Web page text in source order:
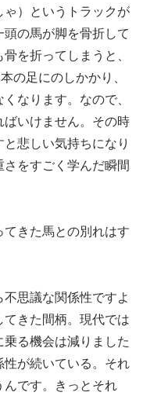
）というトラックが
の馬が脚を骨折して
を折ってしまうと、
の足にのしかかり、
なります。なので、
いけません。その時
悲しい気持ちになり
をすごく学んだ瞬間
きた馬との別れはす
思議な関係性ですよ
きた間柄。現代では
る機会は減りました
が続いている。それ
です。きっとそれ